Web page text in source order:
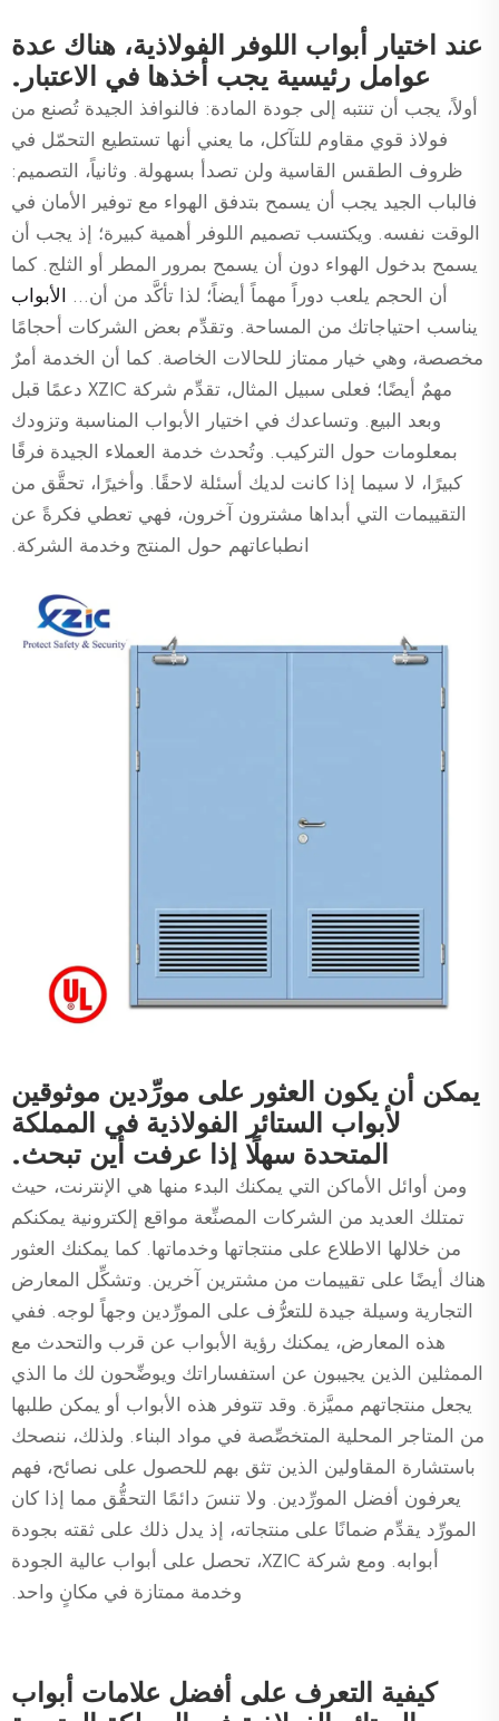
عند اختيار أبواب اللوفر الفولاذية، هناك عدة
عوامل رئيسية يجب أخذها في الاعتبار.
أولاً، يجب أن تنتبه إلى جودة المادة: فالنوافذ الجيدة تُصنع من
فولاذ قوي مقاوم للتآكل، ما يعني أنها تستطيع التحمّل في
ظروف الطقس القاسية ولن تصدأ بسهولة. وثانياً، التصميم:
فالباب الجيد يجب أن يسمح بتدفق الهواء مع توفير الأمان في
الوقت نفسه. ويكتسب تصميم اللوفر أهمية كبيرة؛ إذ يجب أن
يسمح بدخول الهواء دون أن يسمح بمرور المطر أو الثلج. كما
أن الحجم يلعب دوراً مهماً أيضاً؛ لذا تأكَّد من أن... الأبواب
يناسب احتياجاتك من المساحة. وتقدِّم بعض الشركات أحجامًا
مخصصة، وهي خيار ممتاز للحالات الخاصة. كما أن الخدمة أمرٌ
مهمٌ أيضًا؛ فعلى سبيل المثال، تقدِّم شركة XZIC دعمًا قبل
وبعد البيع. وتساعدك في اختيار الأبواب المناسبة وتزودك
بمعلومات حول التركيب. وتُحدث خدمة العملاء الجيدة فرقًا
كبيرًا، لا سيما إذا كانت لديك أسئلة لاحقًا. وأخيرًا، تحقَّق من
التقييمات التي أبداها مشترون آخرون، فهي تعطي فكرةً عن
انطباعاتهم حول المنتج وخدمة الشركة.
يمكن أن يكون العثور على مورِّدين موثوقين
لأبواب الستائر الفولاذية في المملكة
المتحدة سهلًا إذا عرفت أين تبحث.
ومن أوائل الأماكن التي يمكنك البدء منها هي الإنترنت، حيث
تمتلك العديد من الشركات المصنِّعة مواقع إلكترونية يمكنكم
من خلالها الاطلاع على منتجاتها وخدماتها. كما يمكنك العثور
هناك أيضًا على تقييمات من مشترين آخرين. وتشكِّل المعارض
التجارية وسيلة جيدة للتعرُّف على المورِّدين وجهاً لوجه. ففي
هذه المعارض، يمكنك رؤية الأبواب عن قرب والتحدث مع
الممثلين الذين يجيبون عن استفساراتك ويوضِّحون لك ما الذي
يجعل منتجاتهم مميَّزة. وقد تتوفر هذه الأبواب أو يمكن طلبها
من المتاجر المحلية المتخصِّصة في مواد البناء. ولذلك، ننصحك
باستشارة المقاولين الذين تثق بهم للحصول على نصائح، فهم
يعرفون أفضل المورِّدين. ولا تنسَ دائمًا التحقُّق مما إذا كان
المورِّد يقدِّم ضمانًا على منتجاته، إذ يدل ذلك على ثقته بجودة
أبوابه. ومع شركة XZIC، تحصل على أبواب عالية الجودة
وخدمة ممتازة في مكانٍ واحد.
كيفية التعرف على أفضل علامات أبواب